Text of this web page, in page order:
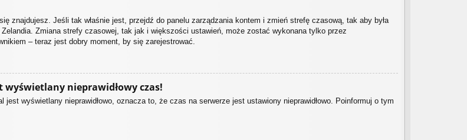
znajdujesz. Jeśli tak właśnie jest, przejdź do panelu zarządzania kontem i zmień strefę czasową, tak aby była
Zmiana strefy czasowej, tak jak i większości ustawień, może zostać wykonana tylko przez
– teraz jest dobry moment, by się zarejestrować.
wyświetlany nieprawidłowy czas!
wyświetlany nieprawidłowo, oznacza to, że czas na serwerze jest ustawiony nieprawidłowo. Poinformuj o tym